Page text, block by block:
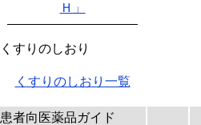
Ｈ」
くすりのしおり
くすりのしおり一覧
患者向医薬品ガイド